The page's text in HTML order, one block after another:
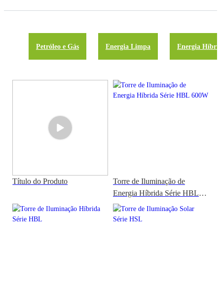
Petróleo e Gás Energia Limpa Energia
Título do Produto
Torre de Iluminação de
Energia Híbrida Série HBL
600W